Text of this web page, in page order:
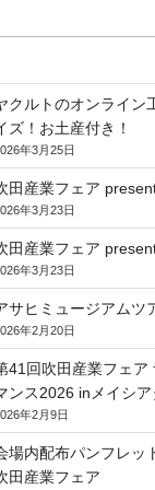
クルトのオンライン
ズ！お土産付き！
年3月25日
田産業フェア
年3月23日
田産業フェア
年3月23日
サヒミュージアムツ
年2月20日
41回吹田産業フェア
ンス2026 inメイシア
年2月9日
場内配布パンフレッ
田産業フェア